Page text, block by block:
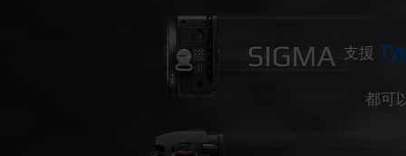
支援
都可